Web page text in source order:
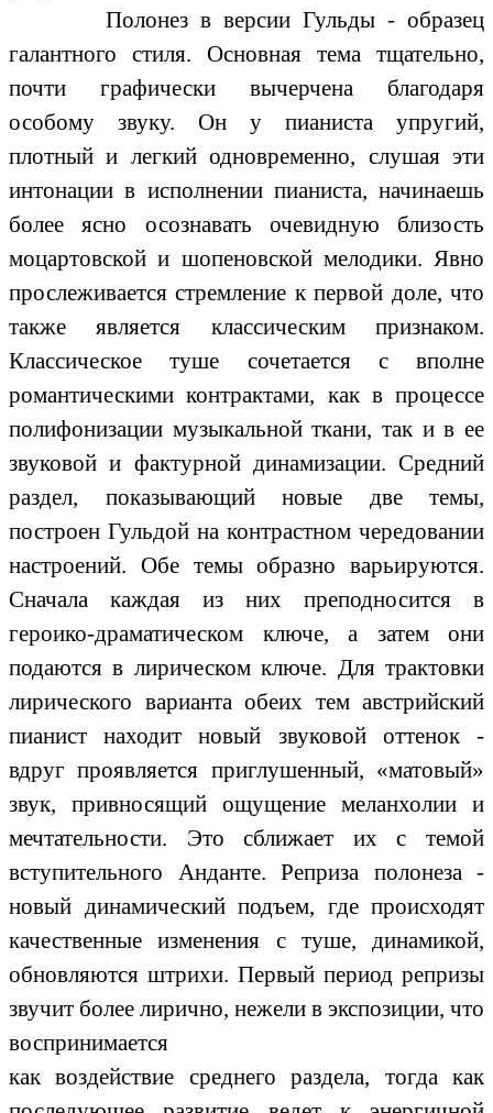
Полонез в версии Гульды - образец
галантного стиля. Основная тема тщательно,
почти графически вычерчена благодаря
особому звуку. Он у пианиста упругий,
плотный и легкий одновременно, слушая эти
интонации в исполнении пианиста, начинаешь
более ясно осознавать очевидную близость
моцартовской и шопеновской мелодики. Явно
прослеживается стремление к первой доле, что
также является классическим признаком.
Классическое туше сочетается с вполне
романтическими контрактами, как в процессе
полифонизации музыкальной ткани, так и в ее
звуковой и фактурной динамизации. Средний
раздел, показывающий новые две темы,
построен Гульдой на контрастном чередовании
настроений. Обе темы образно варьируются.
Сначала каждая из них преподносится в
героико-драматическом ключе, а затем они
подаются в лирическом ключе. Для трактовки
лирического варианта обеих тем австрийский
пианист находит новый звуковой оттенок -
вдруг проявляется приглушенный, «матовый»
звук, привносящий ощущение меланхолии и
мечтательности. Это сближает их с темой
вступительного Анданте. Реприза полонеза -
новый динамический подъем, где происходят
качественные изменения с туше, динамикой,
обновляются штрихи. Первый период репризы
звучит более лирично, нежели в экспозиции, что
воспринимается
как воздействие среднего раздела, тогда как